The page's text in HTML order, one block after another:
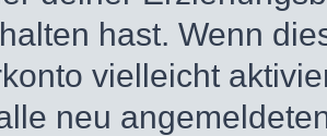
hast. Wenn
vielleicht
neu